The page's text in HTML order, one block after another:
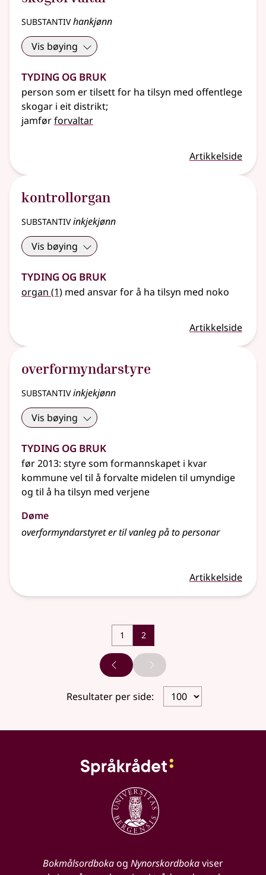
substantivhankjønn
Vis bøying
Tyding og bruk
person som er tilsett for ha tilsyn med offentlege
skogar i eit distrikt;
jamførforvaltar
Artikkelside
kontrollorgan
substantivinkjekjønn
Vis bøying
Tyding og bruk
organ (1) med ansvar for å ha tilsyn med noko
Artikkelside
overformyndarstyre
substantivinkjekjønn
Vis bøying
Tyding og bruk
før 2013: styre som formannskapet i kvar
kommune vel til å forvalte midelen til umyndige
og til å ha tilsyn med verjene
Døme
overformyndarstyret er til vanleg på to personar
Artikkelside
1 2
Forrige sideNeste side
Resultater per side:
Bokmålsordbokaog Nynorskordbokaviser